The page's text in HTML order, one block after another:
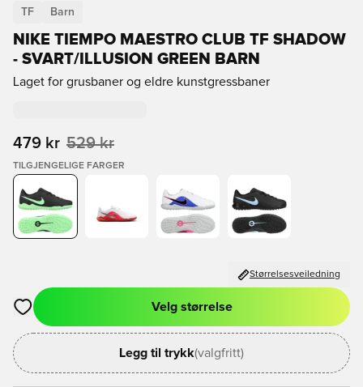
TF Barn
NIKE TIEMPO MAESTRO CLUB TF SHADOW
- SVART/ILLUSION GREEN BARN
Laget for grusbaner og eldre kunstgressbaner
479 kr 529 kr
TILGJENGELIGE FARGER
Størrelsesveiledning
Åpner en Modal for å logge inn eller registrere deg som
Velg størrelse
Legg til trykk(valgfritt)